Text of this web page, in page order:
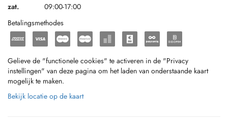
zat.
09:00-17:00
Betalingsmethodes
Gelieve de "functionele cookies" te activeren in de "Privacy
instellingen" van deze pagina om het laden van onderstaande kaart
mogelijk te maken.
Bekijk locatie op de kaart